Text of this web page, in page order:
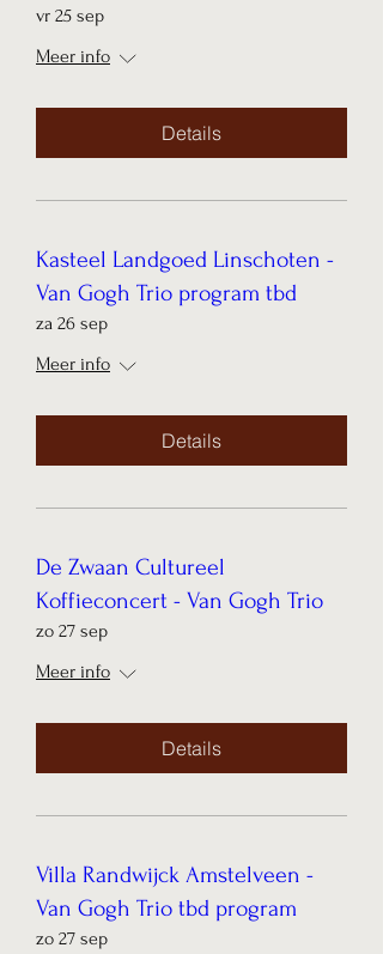
vr 25 sep
Meer info
Details
Kasteel Landgoed Linschoten -
Van Gogh Trio program tbd
za 26 sep
Meer info
Details
De Zwaan Cultureel
Koffieconcert - Van Gogh Trio
zo 27 sep
Meer info
Details
Villa Randwijck Amstelveen -
Van Gogh Trio tbd program
zo 27 sep